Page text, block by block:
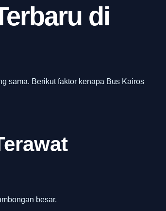
di
sama. Berikut faktor kenapa Bus Kairos
besar.